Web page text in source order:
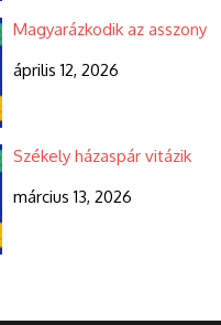
Magyarázkodik az asszony
április 12, 2026
Székely házaspár vitázik
március 13, 2026